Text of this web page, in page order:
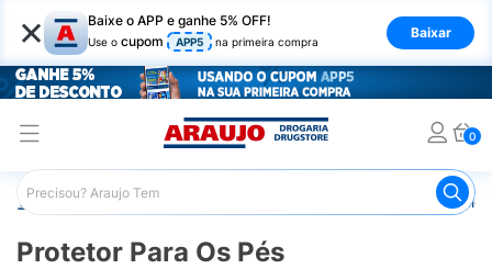
× Baixe o APP e ganhe 5% OFF!
Use o cupom APP5 na primeira compra
Baixar
0
Araujo Saúde e Bem Estar Fisioterapia e Atividade Física
Protetor Para Os Pés